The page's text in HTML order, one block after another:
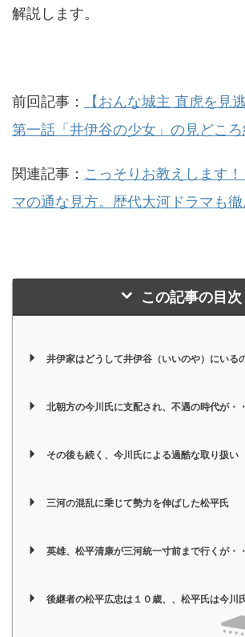
解説します。
前回記事：
【おんな城主 直虎を見
第一話「井伊谷の少女」の見どこ
関連記事： こっそりお教えします
マの通な見方。歴代大河ドラマも徹
この記事の目次
井伊家はどうして井伊谷（いいのや）にいる
北朝方の今川氏に支配され、不遇の時代が・・
その後も続く、今川氏による過酷な取り扱い
三河の混乱に乗じて勢力を伸ばした松平氏
英雄、松平清康が三河統一寸前まで行くが・・
後継者の松平広忠は１０歳、、松平氏は今川